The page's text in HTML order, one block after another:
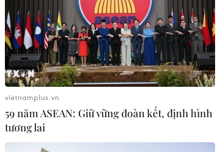
Sở hữu trí tuệ
Quy định sử dụng
RSS
Hỗ trợ
Ngôn ngữ
TTXVN
Dịch vụ tin
Quảng cáo
Liên hệ
Giấy phép số: 1374/GP-BTTTT do Bộ Thông tin và Truyền thông
cấp ngày 11/9/2008.
vietnamplus.vn
59 năm ASEAN: Giữ vững đoàn kết, định hình
tương lai